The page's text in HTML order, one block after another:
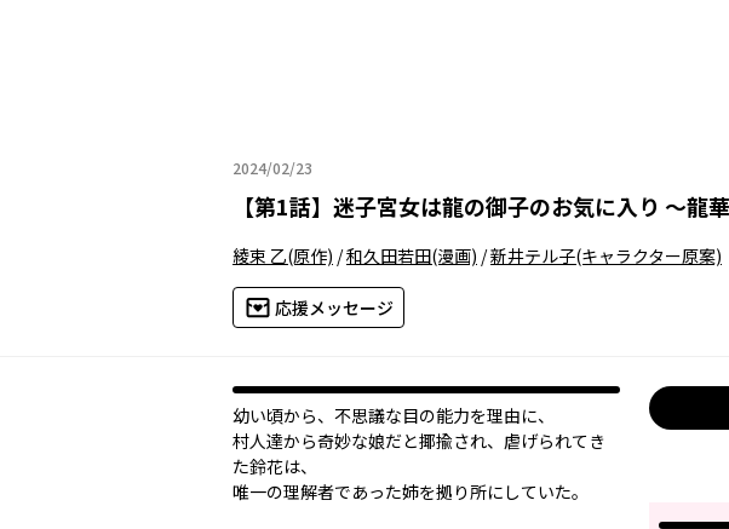
2024/02/23
2024年02月23日
【第1話】 迷子宮女は龍の御子のお気に入り ～龍
綾束 乙(原作) /和久田若田(漫画) /新井テル子(キャラクター原案)
応援メッセージ
幼い頃から、不思議な目の能力を理由に、
村人達から奇妙な娘だと揶揄され、虐げられてき
た鈴花は、
唯一の理解者であった姉を拠り所にしていた。